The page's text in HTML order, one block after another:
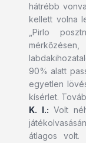
hátrébb
kellett volna
„Pirlo
90% alatt
egyetlen
kísérlet.
K. I.: Volt
átlagos